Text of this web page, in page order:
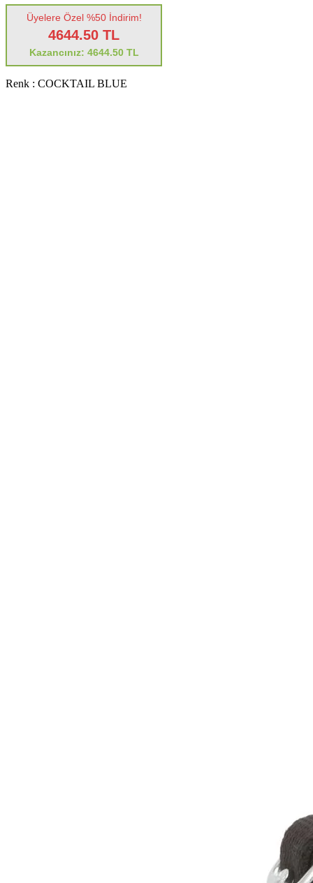
Üyelere Özel %50 İndirim!
4644.50 TL
Kazancınız: 4644.50 TL
Renk : COCKTAIL BLUE